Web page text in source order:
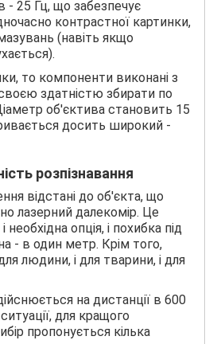
- 25 Гц, що забезпечує
контрастної картинки,
(навіть якщо
то компоненти виконані з
здатністю збирати по
об'єктива становить 15
досить широкий -
розпізнавання
відстані до об'єкта, що
лазерний далекомір. Це
опція, і похибка під
- в один метр. Крім того,
людини, і для тварини, і для
на дистанції в 600
для кращого
пропонується кілька